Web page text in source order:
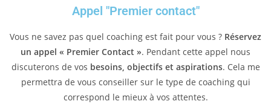
Appel "Premier contact"
Vous ne savez pas quel coaching est fait pour vous ? Réservez
un appel « Premier Contact ». Pendant cette appel nous
discuterons de vos besoins, objectifs et aspirations. Cela me
permettra de vous conseiller sur le type de coaching qui
correspond le mieux à vos attentes.